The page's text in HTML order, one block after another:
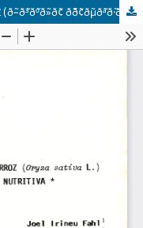
RESPOSTAS DE CULTIVARES DE ARROZ (ð˜–ð˜³ð˜ºð˜»ð˜¢ ð˜´ð˜¢ð˜µð˜ªð˜·ð˜¢ L.) AO ALUMÃNIO EM SOLUÃ‡ÃƒO NUTRITIVA